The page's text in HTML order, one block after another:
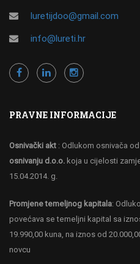
luretijdoo@gmail.com
info@lureti.hr
PRAVNE INFORMACIJE
Osnivački akt : Odlukom osnivača
osnivanju d.o.o. koja u cijelosti
15.04.2014. g.
Promjene temeljnog kapitala:
povećava se temeljni kapital sa
19.990,00 kuna, na iznos od
novcu